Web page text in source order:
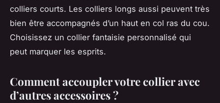
colliers courts. Les colliers longs aussi peuvent très
bien être accompagnés d’un haut en col ras du cou.
Choisissez un collier fantaisie personnalisé qui
peut marquer les esprits.
Comment accoupler votre collier avec
d’autres accessoires ?